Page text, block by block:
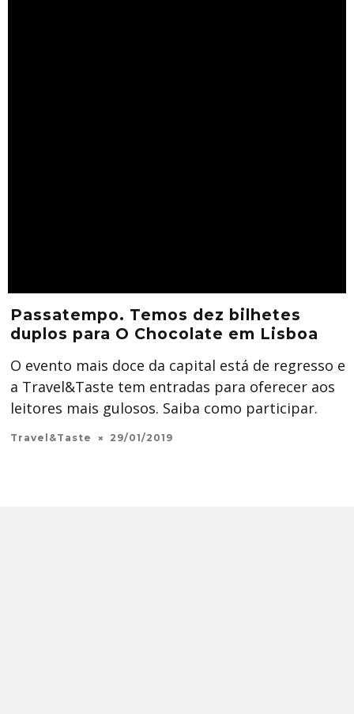
Passatempo. Temos dez bilhetes
duplos para O Chocolate em Lisboa
O evento mais doce da capital está de regresso e
a Travel&Taste tem entradas para oferecer aos
leitores mais gulosos. Saiba como participar.
Travel&Taste 29/01/2019